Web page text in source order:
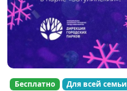
Бесплатно Для всей семьи